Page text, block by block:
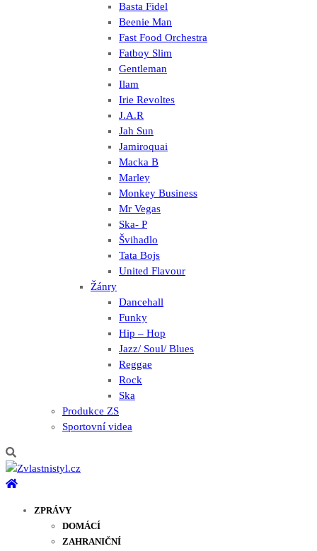
Basta Fidel
Beenie Man
Fast Food Orchestra
Fatboy Slim
Gentleman
Ilam
Irie Revoltes
J.A.R
Jah Sun
Jamiroquai
Macka B
Marley
Monkey Business
Mr Vegas
Ska- P
Švihadlo
Tata Bojs
United Flavour
Žánry
Dancehall
Funky
Hip – Hop
Jazz/ Soul/ Blues
Reggae
Rock
Ska
Produkce ZS
Sportovní videa
ZPRÁVY
DOMÁCÍ
ZAHRANIČNÍ